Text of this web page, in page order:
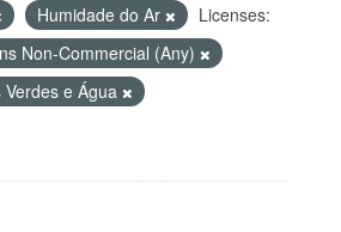
Humidade do Ar
Licenses:
Non-Commercial (Any)
Verdes e Água